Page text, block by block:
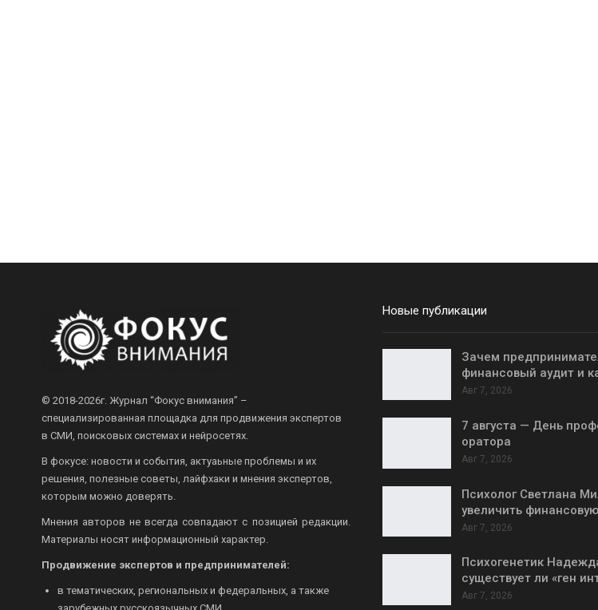
© 2018-2026г. Журнал “Фокус внимания” –
специализированная площадка для продвижения экспертов
в СМИ, поисковых системах и нейросетях.
В фокусе: новости и события, актуаьные проблемы и их
решения, полезные советы, лайфхаки и мнения экспертов,
которым можно доверять.
Мнения авторов не всегда совпадают с позицией редакции.
Материалы носят информационный характер.
Продвижение экспертов и предпринимателей:
в тематических, региональных и федеральных, а также
Новые публикации
Зачем
финансовый аудит и
Авг 7, 2026
7 августа — День
оратора
Авг 7, 2026
Психолог Светлана
увеличить
Авг 7, 2026
Психогенетик
существует ли «ген
Авг 7, 2026